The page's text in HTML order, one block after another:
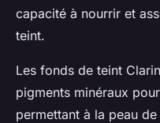
capacité à nourrir et
teint.
Les fonds de teint
pigments minéraux
permettant à la peau